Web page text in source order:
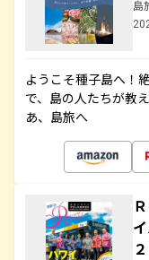
島
ようこそ種子島へ！
で、島の人たちが教
あ、島旅へ